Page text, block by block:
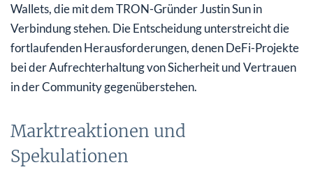
Wallets, die mit dem TRON-Gründer Justin Sun in
Verbindung stehen. Die Entscheidung unterstreicht die
fortlaufenden Herausforderungen, denen DeFi-Projekte
bei der Aufrechterhaltung von Sicherheit und Vertrauen
in der Community gegenüberstehen.
Marktreaktionen und
Spekulationen